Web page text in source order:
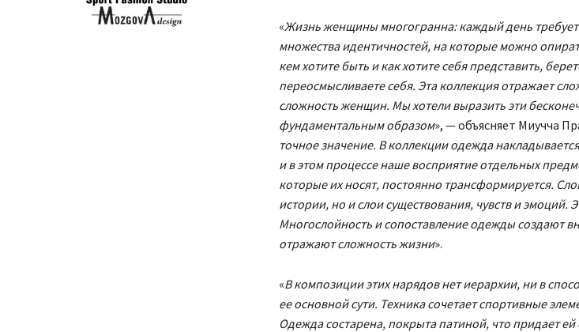
«Жизнь женщины многогранна: каждый день
множества идентичностей, на которые можно
кем хотите быть и как хотите себя представить,
переосмысливаете себя. Эта коллекция отражает
сложность женщин. Мы хотели выразить эти
фундаментальным образом», — объясняет Миучча
точное значение. В коллекции одежда
и в этом процессе наше восприятие отдельных
которые их носят, постоянно трансформируется.
истории, но и слои существования, чувств и эмоций.
Многослойность и сопоставление одежды создают
отражают сложность жизни».
«В композиции этих нарядов нет иерархии, ни в
ее основной сути. Техника сочетает спортивные
Одежда состарена, покрыта патиной, что придает